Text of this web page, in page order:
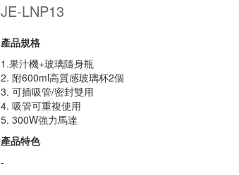
JE-LNP13
產品規格
1.果汁機+玻璃隨身瓶
2. 附600ml高質感玻璃杯2個
3. 可插吸管/密封雙用
4. 吸管可重複使用
5. 300W強力馬達
產品特色
-